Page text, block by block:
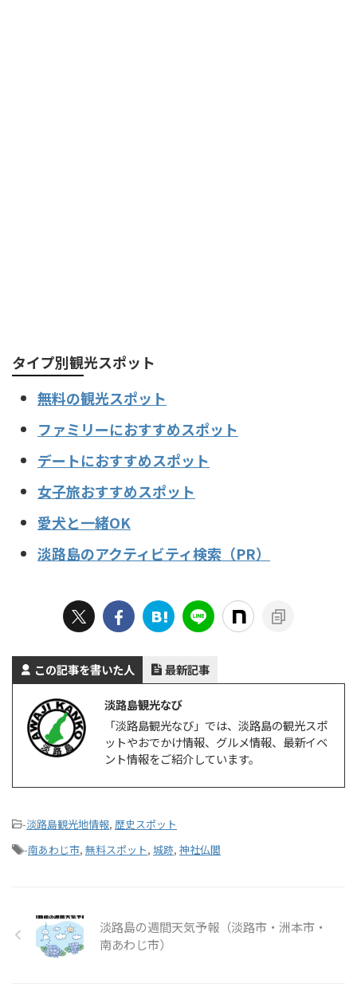
タイプ別観光スポット
無料の観光スポット
ファミリーにおすすめスポット
デートにおすすめスポット
女子旅おすすめスポット
愛犬と一緒OK
淡路島のアクティビティ検索（PR）
この記事を書いた人 最新記事
淡路島観光なび
「淡路島観光なび」では、淡路島の観光スポ
ットやおでかけ情報、グルメ情報、最新イベ
ント情報をご紹介しています。
-淡路島観光地情報, 歴史スポット
-南あわじ市, 無料スポット, 城跡, 神社仏閣
淡路島の週間天気予報（淡路市・洲本市・
南あわじ市）